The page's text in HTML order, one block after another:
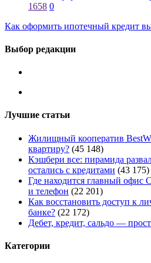
1658 0
Как оформить ипотечный кредит
Выбор редакции
Лучшие статьи
Жилищный кооператив
квартиру? (45 148)
Кэшбери все: пирамида
остались с кредитами (43 175)
Где находится главный офис
и телефон (22 201)
Как восстановить доступ к
банке? (22 172)
Дебет, кредит, сальдо —
Категории